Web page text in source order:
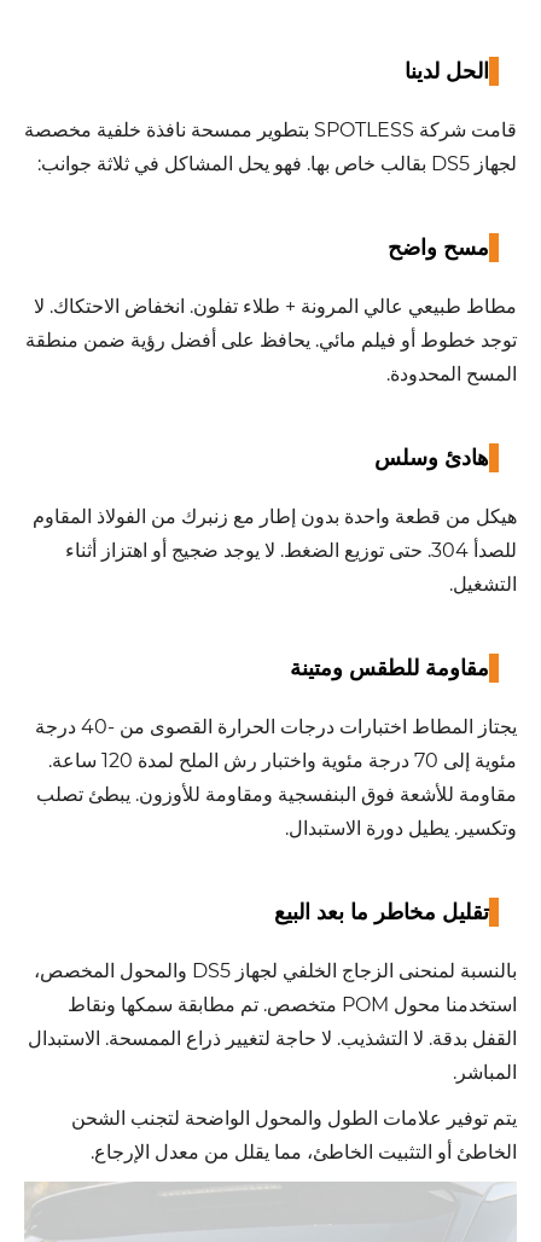
الحل لدينا
قامت شركة SPOTLESS بتطوير ممسحة نافذة خلفية مخصصة
لجهاز DS5 بقالب خاص بها. فهو يحل المشاكل في ثلاثة جوانب:
مسح واضح
مطاط طبيعي عالي المرونة + طلاء تفلون. انخفاض الاحتكاك. لا
توجد خطوط أو فيلم مائي. يحافظ على أفضل رؤية ضمن منطقة
المسح المحدودة.
هادئ وسلس
هيكل من قطعة واحدة بدون إطار مع زنبرك من الفولاذ المقاوم
للصدأ 304. حتى توزيع الضغط. لا يوجد ضجيج أو اهتزاز أثناء
التشغيل.
مقاومة للطقس ومتينة
يجتاز المطاط اختبارات درجات الحرارة القصوى من -40 درجة
مئوية إلى 70 درجة مئوية واختبار رش الملح لمدة 120 ساعة.
مقاومة للأشعة فوق البنفسجية ومقاومة للأوزون. يبطئ تصلب
وتكسير. يطيل دورة الاستبدال.
تقليل مخاطر ما بعد البيع
بالنسبة لمنحنى الزجاج الخلفي لجهاز DS5 والمحول المخصص،
استخدمنا محول POM متخصص. تم مطابقة سمكها ونقاط
القفل بدقة. لا التشذيب. لا حاجة لتغيير ذراع الممسحة. الاستبدال
المباشر.
يتم توفير علامات الطول والمحول الواضحة لتجنب الشحن
الخاطئ أو التثبيت الخاطئ، مما يقلل من معدل الإرجاع.